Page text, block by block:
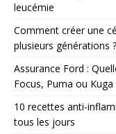
leucémie
Comment créer une
plusieurs générations ?
Assurance Ford :
Focus, Puma ou Kuga
10 recettes anti-
tous les jours